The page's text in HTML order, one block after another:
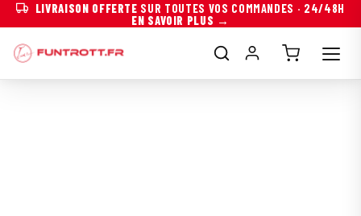
LIVRAISON OFFERTE SUR TOUTES VOS COMMANDES · 24/48H
EN SAVOIR PLUS →